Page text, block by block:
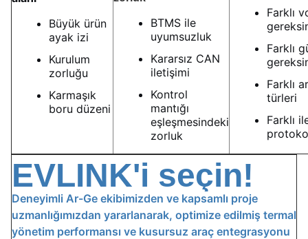
Büyük ürün
ayak izi
Kurulum
zorluğu
Karmaşık
boru düzeni
BTMS ile
uyumsuzluk
Kararsız CAN
iletişimi
Kontrol
mantığı
eşleşmesindeki
zorluk
Farklı
Farklı
Farklı
türleri
Farklı
EVLINK'i seçin!
Deneyimli Ar-Ge ekibimizden ve kapsamlı proje
uzmanlığımızdan yararlanarak, optimize edilmiş termal
yönetim performansı ve kusursuz araç entegrasyonu